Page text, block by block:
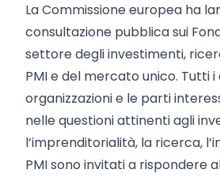
La Commissione europea ha
consultazione pubblica sui
settore degli investimenti,
PMI e del mercato unico. Tutti
organizzazioni e le parti
nelle questioni attinenti agli
l’imprenditorialità, la ricerca,
PMI sono invitati a rispondere